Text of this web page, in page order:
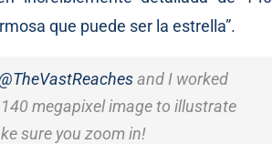
que puede ser la estrella”.
and I worked
megapixel image to illustrate
sure you zoom in!